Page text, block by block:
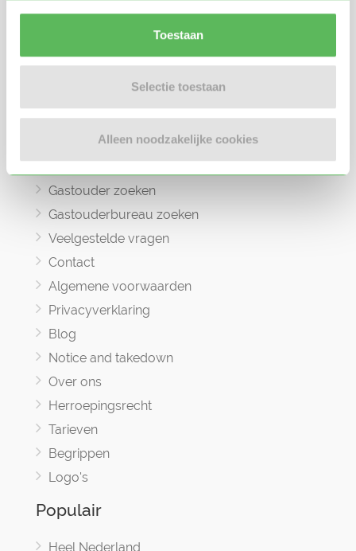
Toestaan
Selectie toestaan
Alleen noodzakelijke cookies
brengen.
Informatie
Oppas zoeken
Gastouder zoeken
Gastouderbureau zoeken
Veelgestelde vragen
Contact
Algemene voorwaarden
Privacyverklaring
Blog
Notice and takedown
Over ons
Herroepingsrecht
Tarieven
Begrippen
Logo's
Populair
Heel Nederland